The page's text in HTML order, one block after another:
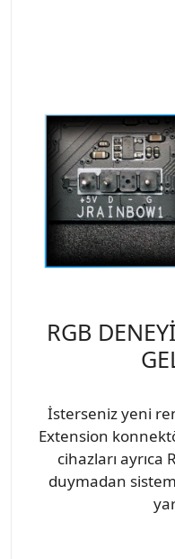
RGB
İsterseniz yeni
Extension
cihazları ayrıca
duymadan